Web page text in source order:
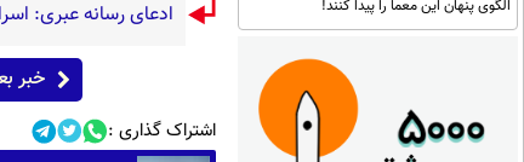
الگوی پنهان این معما را پیدا کنند!
ادعای رسانه عبری:
خبر
اشتراک گذاری :